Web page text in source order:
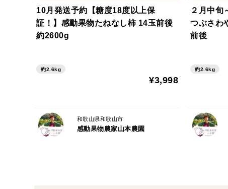
10月発送予約【糖度18度以上保
証！】感動果物たねなし柿 14玉前後
約2600g
約2.6kg
¥3,998
和歌山県和歌山市
感動果物農家山本農園
２月中旬
つぶさわ
前後
約2.6kg